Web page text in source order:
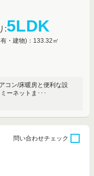
:5LDK
・建物)：133.32㎡
コン/床暖房と便利な設
ーネットま･･･
問い合わせチェック